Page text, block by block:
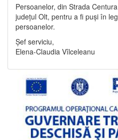
Persoanelor, din Strada
județul Olt, pentru a fi puși în
persoanelor.
Șef serviciu,
Elena-Claudia Vîlceleanu